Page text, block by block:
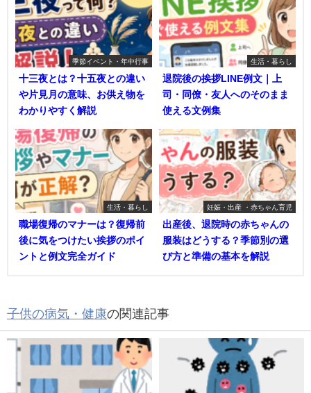
季節イベント・年中行事
十三夜とは？十五夜との違い
や片見月の意味、お供え物を
わかりやすく解説
生活・暮らし
退院後の挨拶LINE例文｜上
司・同僚・友人へのそのまま
使える文例集
生活・暮らし
職場復帰のマナーは？復帰前
後に気をつけたい挨拶のポイ
ントと例文完全ガイド
妊娠・出産 ・赤ちゃん育児
出産後、退院時の赤ちゃんの
服装はどうする？季節別の選
び方と準備の基本を解説
子供の病気・健康の関連記事